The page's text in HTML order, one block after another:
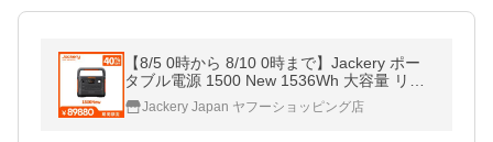
【8/5 0時から 8/10 0時まで】Jackery ポー
タブル電源 1500 New 1536Wh 大容量 リン
酸鉄 10年長寿命 防災 アウトドア用 車中泊
UPS アプリ遠隔操作
Jackery Japan ヤフーショッピング店